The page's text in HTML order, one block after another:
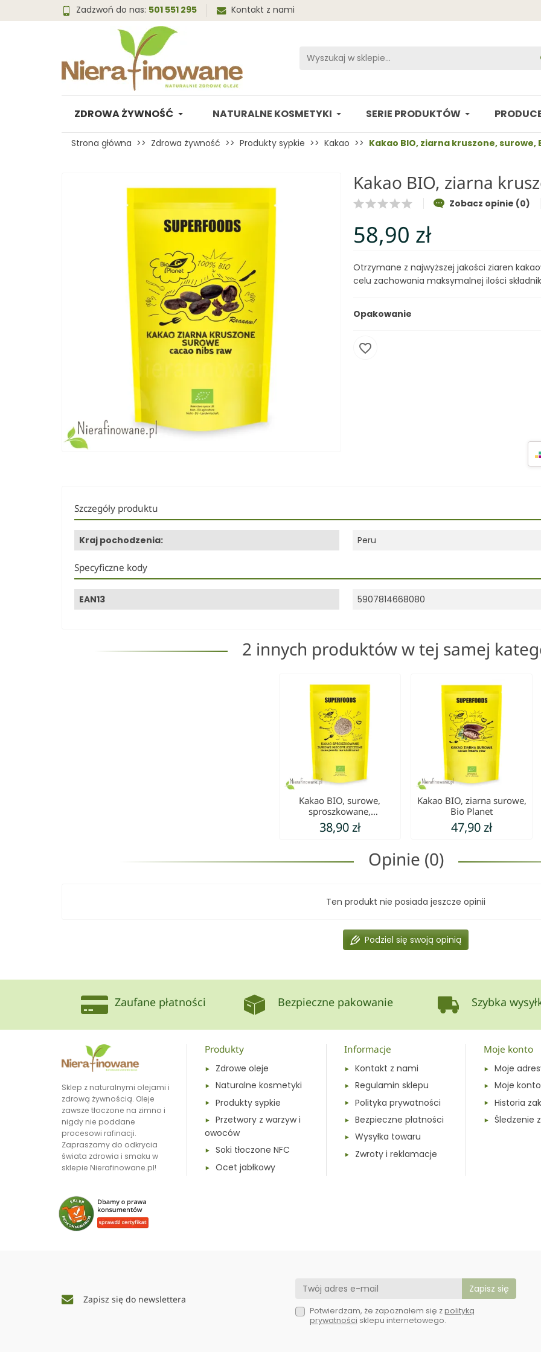
Zadzwoń do nas: 501 551 295 Kontakt z nami
ZDROWA ŻYWNOŚĆ NATURALNE KOSMETYKI SERIE PRODUKTÓW
Strona główna Zdrowa żywność Produkty sypkie Kakao Kakao BIO, ziarna kruszone, surowe,
Kakao BIO, ziarna
Zobacz opinie (0)
58,90 zł
Otrzymane z najwyższej jakości ziaren
celu zachowania maksymalnej ilości
Opakowanie
favorite_border
Szczegóły produktu
Kraj pochodzenia: Peru
Specyficzne kody
EAN13 5907814668080
2 innych produktów w tej samej
Kakao BIO, surowe,
sproszkowane,
nieodtłuszczone, Bio
Planet
38,90 zł
Kakao BIO, ziarna surowe,
Bio Planet
47,90 zł
Opinie (0)
Ten produkt nie posiada jeszcze opinii
Podziel się swoją opinią
Zaufane płatności Bezpieczne pakowanie Szybka
Sklep z naturalnymi olejami i
zdrową żywnością. Oleje
zawsze tłoczone na zimno i
nigdy nie poddane
procesowi rafinacji.
Zapraszamy do odkrycia
świata zdrowia i smaku w
sklepie Nierafinowane.pl!
Produkty
Zdrowe oleje
Naturalne kosmetyki
Produkty sypkie
Przetwory z warzyw i
owoców
Soki tłoczone NFC
Ocet jabłkowy
Informacje
Kontakt z nami
Regulamin sklepu
Polityka prywatności
Bezpieczne płatności
Wysyłka towaru
Zwroty i reklamacje
Moje konto
Moje
Moje konto
Historia
Śledzenie
Zapisz się do newslettera
Potwierdzam, że zapoznałem się zpolityką
prywatności sklepu internetowego.